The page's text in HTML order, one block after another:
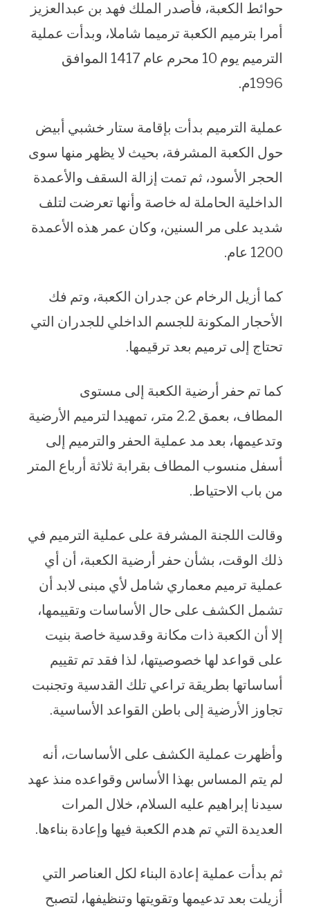
حوائط الكعبة، فأصدر الملك فهد بن عبدالعزيز
أمرا بترميم الكعبة ترميما شاملا، وبدأت عملية
الترميم يوم 10 محرم عام 1417 الموافق
1996م.
عملية الترميم بدأت بإقامة ستار خشبي أبيض
حول الكعبة المشرفة، بحيث لا يظهر منها سوى
الحجر الأسود، ثم تمت إزالة السقف والأعمدة
الداخلية الحاملة له خاصة وأنها تعرضت لتلف
شديد على مر السنين، وكان عمر هذه الأعمدة
1200 عام.
كما أزيل الرخام عن جدران الكعبة، وتم فك
الأحجار المكونة للجسم الداخلي للجدران التي
تحتاج إلى ترميم بعد ترقيمها.
كما تم حفر أرضية الكعبة إلى مستوى
المطاف، بعمق 2.2 متر، تمهيدا لترميم الأرضية
وتدعيمها، بعد مد عملية الحفر والترميم إلى
أسفل منسوب المطاف بقرابة ثلاثة أرباع المتر
من باب الاحتياط.
وقالت اللجنة المشرفة على عملية الترميم في
ذلك الوقت، بشأن حفر أرضية الكعبة، أن أي
عملية ترميم معماري شامل لأي مبنى لابد أن
تشمل الكشف على حال الأساسات وتقييمها،
إلا أن الكعبة ذات مكانة وقدسية خاصة بنيت
على قواعد لها خصوصيتها، لذا فقد تم تقييم
أساساتها بطريقة تراعي تلك القدسية وتجنبت
تجاوز الأرضية إلى باطن القواعد الأساسية.
وأظهرت عملية الكشف على الأساسات، أنه
لم يتم المساس بهذا الأساس وقواعده منذ عهد
سيدنا إبراهيم عليه السلام، خلال المرات
العديدة التي تم هدم الكعبة فيها وإعادة بناءها.
ثم بدأت عملية إعادة البناء لكل العناصر التي
أزيلت بعد تدعيمها وتقويتها وتنظيفها، لتصبح